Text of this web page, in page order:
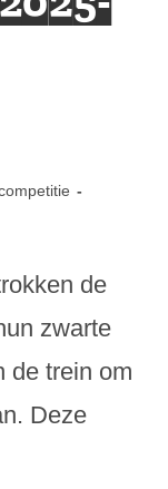
de
zwarte
de trein om
Deze